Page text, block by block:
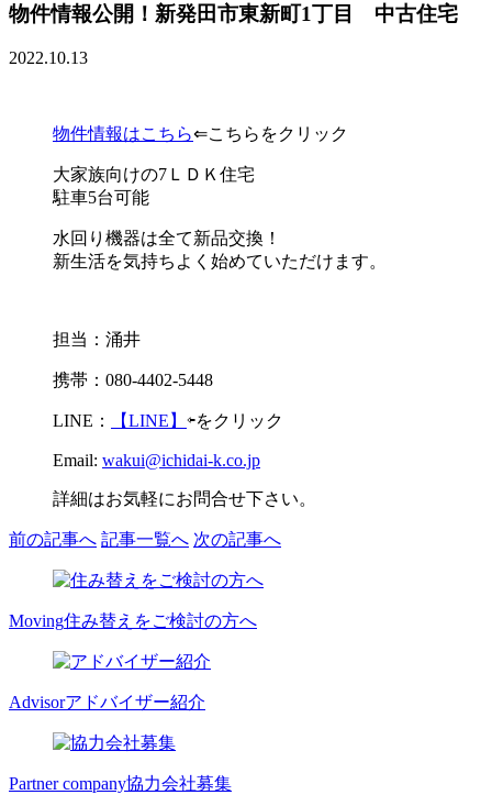
物件情報公開！新発田市東新町1丁目 中古住宅
2022.10.13
物件情報はこちら⇐こちらをクリック
大家族向けの7ＬＤＫ住宅
駐車5台可能
水回り機器は全て新品交換！
新生活を気持ちよく始めていただけます。
担当：涌井
携帯：080-4402-5448
LINE： 【LINE】 ⇦をクリック
Email: wakui@ichidai-k.co.jp
詳細はお気軽にお問合せ下さい。
前の記事へ 記事一覧へ 次の記事へ
Moving住み替えをご検討の方へ
Advisorアドバイザー紹介
Partner company協力会社募集